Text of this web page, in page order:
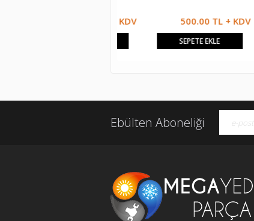
500.00 TL + KDV
SEPETE EKLE
Ebülten Aboneliği